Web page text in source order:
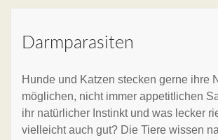
Darmparasiten
Hunde und Katzen stecken gerne ihre
möglichen, nicht immer appetitlichen
ihr natürlicher Instinkt und was lecker
vielleicht auch gut? Die Tiere wissen